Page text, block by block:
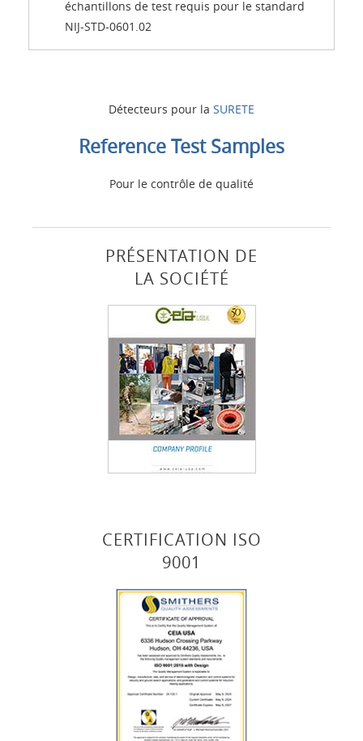
Détecteurs pour la SURETE
Reference Test Samples
Pour le contrôle de qualité
PRÉSENTATION DE
LA SOCIÉTÉ
CERTIFICATION ISO
9001
échantillons de test requis pour le standard
NIJ-STD-0601.02